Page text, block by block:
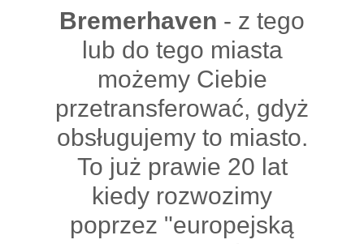
Bremerhaven - z tego
lub do tego miasta
możemy Ciebie
przetransferować, gdyż
obsługujemy to miasto.
To już prawie 20 lat
kiedy rozwozimy
poprzez "europejską